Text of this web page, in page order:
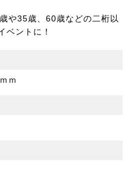
や35歳、60歳などの二桁以
ベントに！
ｍ